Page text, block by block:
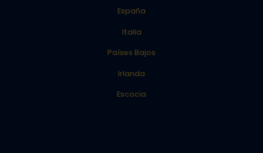
España
Italia
Países Bajos
Irlanda
Escocia